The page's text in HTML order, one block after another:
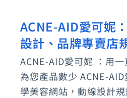
ACNE-AID愛可妮
設計、品牌專賣店
ACNE-AID愛可妮 ：用
為您產品數少 ACNE-
學美容網站，動線設計
ACNE-
AID
愛
可
妮：